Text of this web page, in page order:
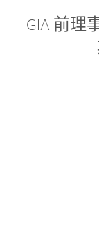
GIA 前理